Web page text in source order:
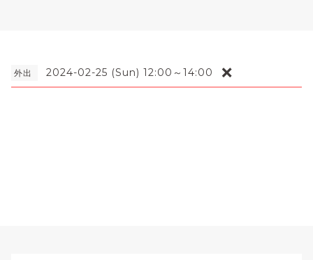
外出 2024-02-25 (Sun) 12:00～14:00 ❌